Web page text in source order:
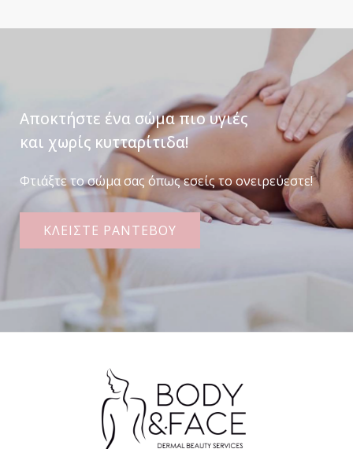
Αποκτήστε ένα σώμα πιο υγιές
και χωρίς κυτταρίτιδα!
Φτιάξτε το σώμα σας όπως εσείς το ονειρεύεστε!
ΚΛΕΙΣΤΕ ΡΑΝΤΕΒΟΥ